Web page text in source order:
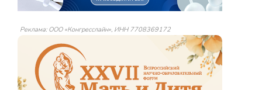
Реклама: ООО «Конгресслайн», ИНН 7708369172